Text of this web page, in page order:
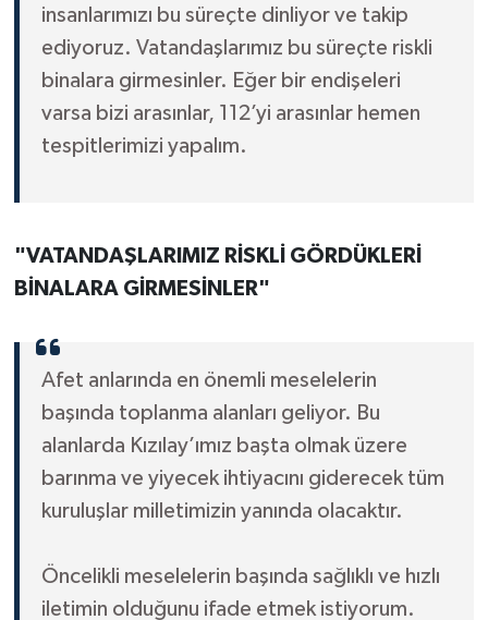
insanlarımızı bu süreçte dinliyor ve takip
ediyoruz. Vatandaşlarımız bu süreçte riskli
binalara girmesinler. Eğer bir endişeleri
varsa bizi arasınlar, 112’yi arasınlar hemen
tespitlerimizi yapalım.
"VATANDAŞLARIMIZ RİSKLİ GÖRDÜKLERİ
BİNALARA GİRMESİNLER"
Afet anlarında en önemli meselelerin
başında toplanma alanları geliyor. Bu
alanlarda Kızılay’ımız başta olmak üzere
barınma ve yiyecek ihtiyacını giderecek tüm
kuruluşlar milletimizin yanında olacaktır.
Öncelikli meselelerin başında sağlıklı ve hızlı
iletimin olduğunu ifade etmek istiyorum.